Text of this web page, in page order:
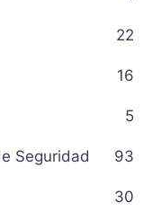
22
16
5
Seguridad 93
30